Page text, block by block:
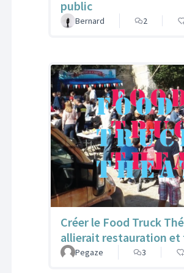
public
Bernard 2
Créer le Food Truck
allierait restauration
Pegaze 3